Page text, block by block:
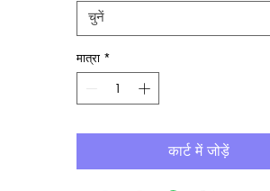
चुनें
मात्रा *
कार्ट में जोड़ें